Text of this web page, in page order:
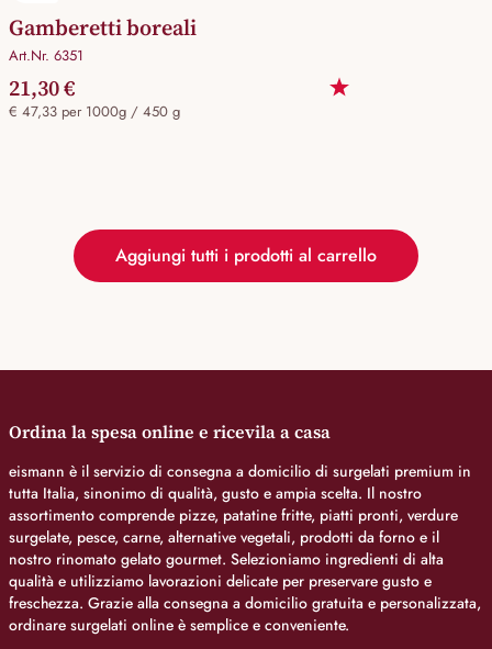
Gamberetti boreali
Art.Nr. 6351
21,30 €
€ 47,33 per 1000g / 450 g
Aggiungi tutti i prodotti al carrello
Ordina la spesa online e ricevila a casa
eismann è il servizio di consegna a domicilio di surgelati premium in
tutta Italia, sinonimo di qualità, gusto e ampia scelta. Il nostro
assortimento comprende pizze, patatine fritte, piatti pronti, verdure
surgelate, pesce, carne, alternative vegetali, prodotti da forno e il
nostro rinomato gelato gourmet. Selezioniamo ingredienti di alta
qualità e utilizziamo lavorazioni delicate per preservare gusto e
freschezza. Grazie alla consegna a domicilio gratuita e personalizzata,
ordinare surgelati online è semplice e conveniente.